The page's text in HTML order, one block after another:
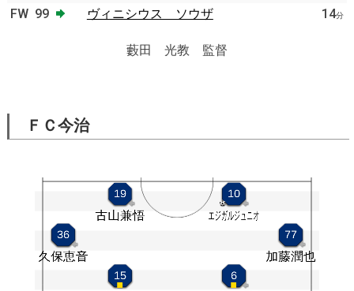
FW 99 ヴィニシウス ソウザ 14分
藪田 光教 監督
ＦＣ今治